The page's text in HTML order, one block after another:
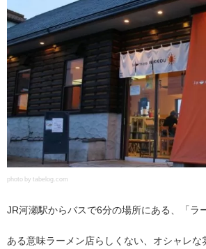
photo by tabelog.com
JR河瀬駅からバスで6分の場所にある、「ラ
ある意味ラーメン店らしくない、オシャレな